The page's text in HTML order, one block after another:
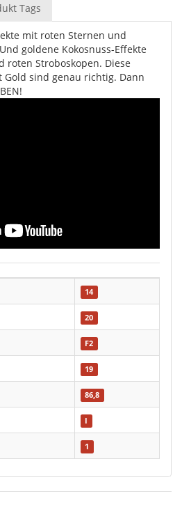
Tags
mit roten Sternen und
goldene Kokosnuss-Effekte
roten Stroboskopen. Diese
sind genau richtig. Dann
14
20
F2
19
86,8
I
1